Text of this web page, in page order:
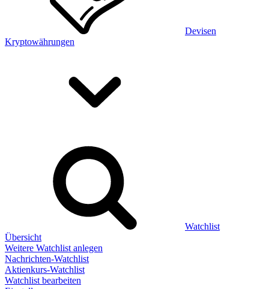
Devisen
Kryptowährungen
Watchlist
Übersicht
Weitere Watchlist anlegen
Nachrichten-Watchlist
Aktienkurs-Watchlist
Watchlist bearbeiten